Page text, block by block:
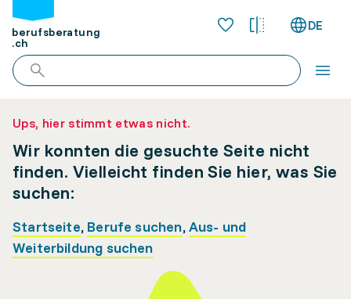
berufsberatung
.ch
DE
Ups, hier stimmt etwas nicht.
Wir konnten die gesuchte Seite nicht
finden. Vielleicht finden Sie hier, was Sie
suchen:
Startseite, Berufe suchen,Aus- und
Weiterbildung suchen